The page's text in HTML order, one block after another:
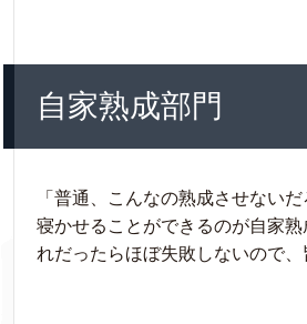
自家熟成部門
「普通、こんなの熟成させない
寝かせることができるのが自家熟
れだったらほぼ失敗しないので、